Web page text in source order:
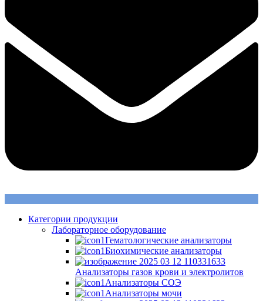
Категории продукции
Лабораторное оборудование
Гематологические анализаторы
Биохимические анализаторы
Анализаторы газов крови и электролитов
Анализаторы СОЭ
Анализаторы мочи